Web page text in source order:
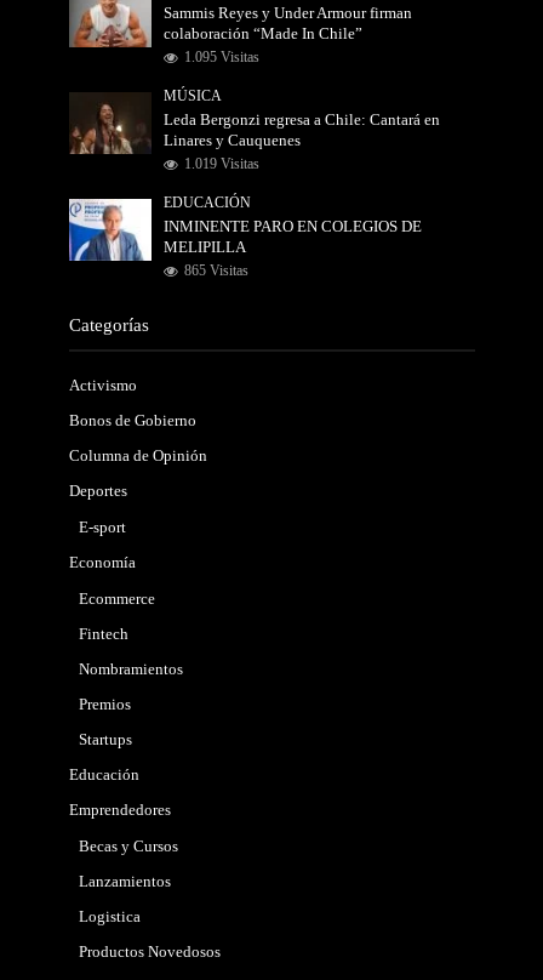
Sammis Reyes y Under Armour firman
colaboración “Made In Chile”
1.095 Visitas
MÚSICA
Leda Bergonzi regresa a Chile: Cantará en
Linares y Cauquenes
1.019 Visitas
EDUCACIÓN
INMINENTE PARO EN COLEGIOS DE
MELIPILLA
865 Visitas
Categorías
Activismo
Bonos de Gobierno
Columna de Opinión
Deportes
E-sport
Economía
Ecommerce
Fintech
Nombramientos
Premios
Startups
Educación
Emprendedores
Becas y Cursos
Lanzamientos
Logistica
Productos Novedosos